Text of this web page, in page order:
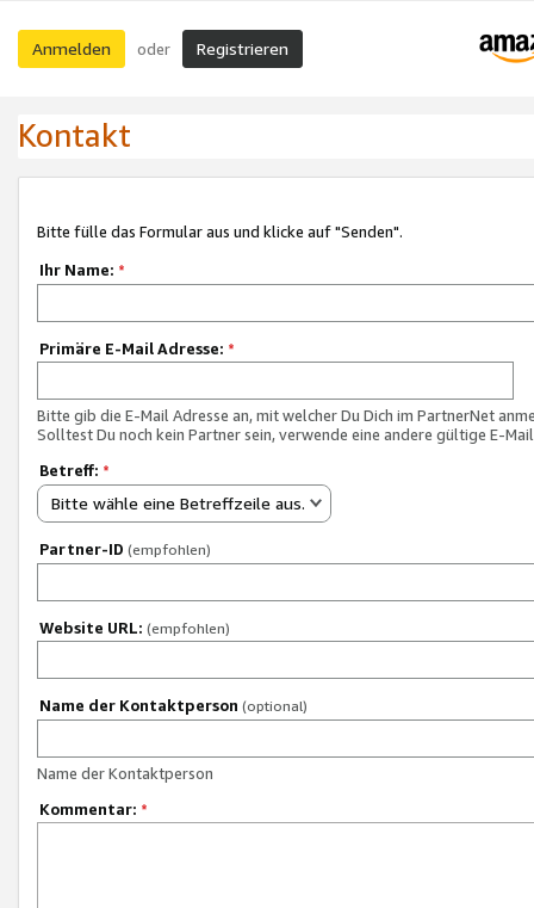
Anmelden oder Registrieren
Kontakt
Bitte fülle das Formular aus und klicke auf "Senden".
Ihr Name: *
Primäre E-Mail Adresse: *
Bitte gib die E-Mail Adresse an, mit welcher Du Dich im PartnerNet
Solltest Du noch kein Partner sein, verwende eine andere gültige E-
Betreff: *
Bitte wähle eine Betreffzeile aus.
Partner-ID (empfohlen)
Website URL: (empfohlen)
Name der Kontaktperson (optional)
Name der Kontaktperson
Kommentar: *